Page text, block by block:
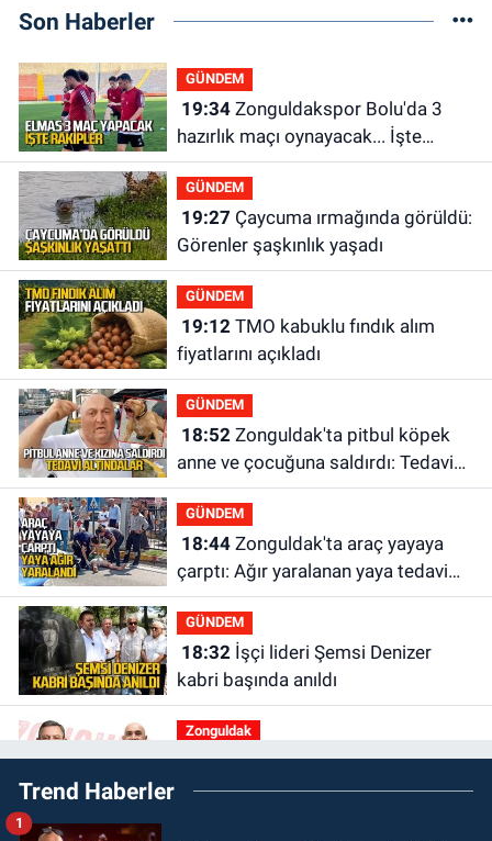
Son Haberler
GÜNDEM
19:34Zonguldakspor Bolu'da 3
hazırlık maçı oynayacak... İşte
rakipler...
GÜNDEM
19:27
Görenler şaşkınlık yaşadı
GÜNDEM
19:12TMO kabuklu fındık alım
fiyatlarını açıkladı
GÜNDEM
18:52Zonguldak'ta pitbul köpek
anne ve çocuğuna saldırdı: Tedavi
altındalar
GÜNDEM
18:44Zonguldak'ta araç yayaya
çarptı: Ağır yaralanan yaya tedavi
altına alındı
GÜNDEM
18:32İşçi lideri Şemsi Denizer
kabri başında anıldı
Zonguldak
16:39YENİ Parti Zonguldak'ta
Kurucu İl Yönetim Kurulu belli oldu
Trend Haberler
1